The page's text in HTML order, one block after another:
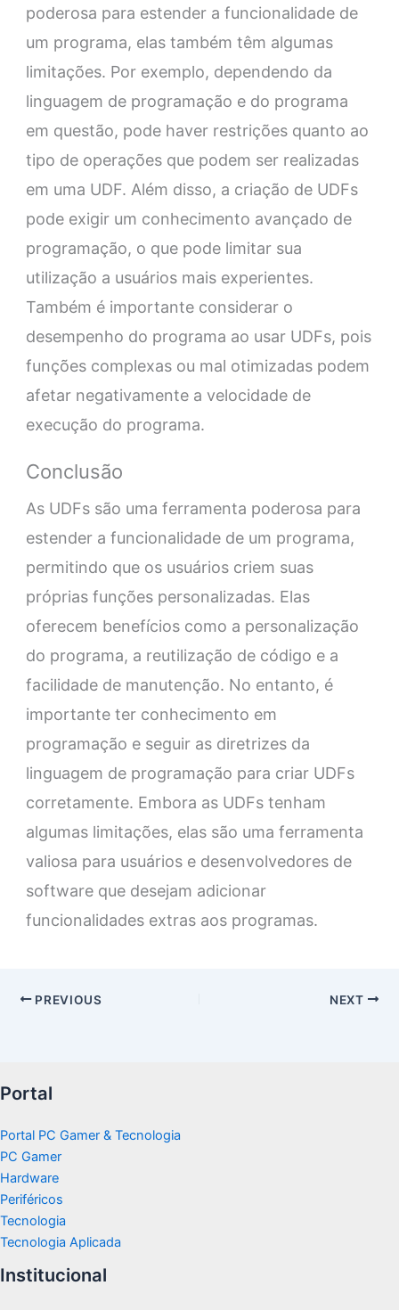
poderosa para estender a funcionalidade de
um programa, elas também têm algumas
limitações. Por exemplo, dependendo da
linguagem de programação e do programa
em questão, pode haver restrições quanto ao
tipo de operações que podem ser realizadas
em uma UDF. Além disso, a criação de UDFs
pode exigir um conhecimento avançado de
programação, o que pode limitar sua
utilização a usuários mais experientes.
Também é importante considerar o
desempenho do programa ao usar UDFs, pois
funções complexas ou mal otimizadas podem
afetar negativamente a velocidade de
execução do programa.
Conclusão
As UDFs são uma ferramenta poderosa para
estender a funcionalidade de um programa,
permitindo que os usuários criem suas
próprias funções personalizadas. Elas
oferecem benefícios como a personalização
do programa, a reutilização de código e a
facilidade de manutenção. No entanto, é
importante ter conhecimento em
programação e seguir as diretrizes da
linguagem de programação para criar UDFs
corretamente. Embora as UDFs tenham
algumas limitações, elas são uma ferramenta
valiosa para usuários e desenvolvedores de
software que desejam adicionar
funcionalidades extras aos programas.
PREVIOUS NEXT
Portal
Portal PC Gamer & Tecnologia
PC Gamer
Hardware
Periféricos
Tecnologia
Tecnologia Aplicada
Institucional